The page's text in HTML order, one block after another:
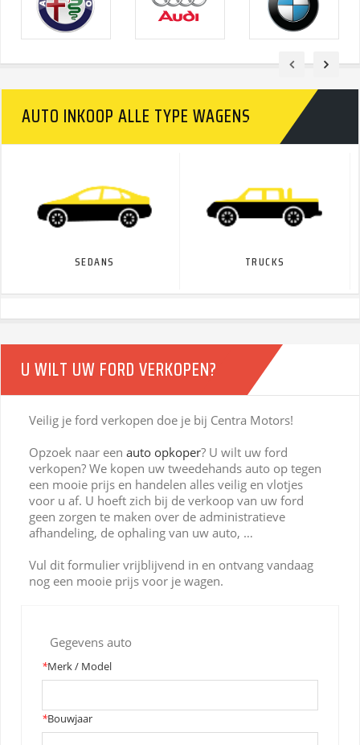
AUTO INKOOP ALLE TYPE WAGENS
SEDANS TRUCKS
U WILT UW FORD VERKOPEN?
Veilig je ford verkopen doe je bij Centra Motors!
Opzoek naar een auto opkoper? U wilt uw ford
verkopen? We kopen uw tweedehands auto op tegen
een mooie prijs en handelen alles veilig en vlotjes
voor u af. U hoeft zich bij de verkoop van uw ford
geen zorgen te maken over de administratieve
afhandeling, de ophaling van uw auto, …
Vul dit formulier vrijblijvend in en ontvang vandaag
nog een mooie prijs voor je wagen.
Gegevens auto
*Merk / Model
*Bouwjaar